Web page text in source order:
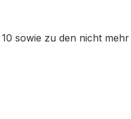
sowie zu den nicht